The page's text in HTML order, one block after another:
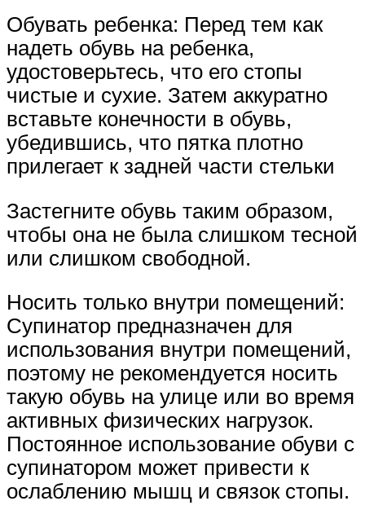
Обувать ребенка: Перед тем как
надеть обувь на ребенка,
удостоверьтесь, что его стопы
чистые и сухие. Затем аккуратно
вставьте конечности в обувь,
убедившись, что пятка плотно
прилегает к задней части стельки
Застегните обувь таким образом,
чтобы она не была слишком тесной
или слишком свободной.
Носить только внутри помещений:
Супинатор предназначен для
использования внутри помещений,
поэтому не рекомендуется носить
такую обувь на улице или во время
активных физических нагрузок.
Постоянное использование обуви с
супинатором может привести к
ослаблению мышц и связок стопы.